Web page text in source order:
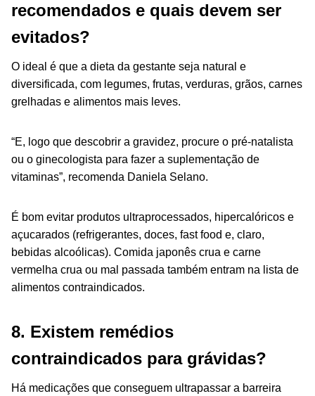
recomendados e quais devem ser
evitados?
O ideal é que a dieta da gestante seja natural e
diversificada, com legumes, frutas, verduras, grãos, carnes
grelhadas e alimentos mais leves.
“E, logo que descobrir a gravidez, procure o pré-natalista
ou o ginecologista para fazer a suplementação de
vitaminas”, recomenda Daniela Selano.
É bom evitar produtos ultraprocessados, hipercalóricos e
açucarados (refrigerantes, doces, fast food e, claro,
bebidas alcoólicas). Comida japonês crua e carne
vermelha crua ou mal passada também entram na lista de
alimentos contraindicados.
8. Existem remédios
contraindicados para grávidas?
Há medicações que conseguem ultrapassar a barreira